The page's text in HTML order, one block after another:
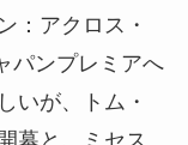
：アクロス・
パンプレミアへ
いが、トム・
幕と、ミセス